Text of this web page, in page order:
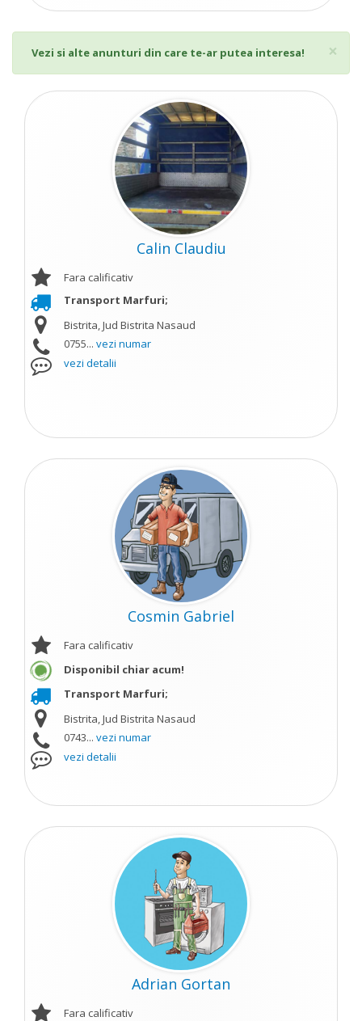
×
Vezi si alte anunturi din care te-ar putea interesa!
Calin Claudiu
Fara calificativ
Transport Marfuri;
Bistrita, Jud Bistrita Nasaud
0755... vezi numar
vezi detalii
Cosmin Gabriel
Fara calificativ
Disponibil chiar acum!
Transport Marfuri;
Bistrita, Jud Bistrita Nasaud
0743... vezi numar
vezi detalii
Adrian Gortan
Fara calificativ